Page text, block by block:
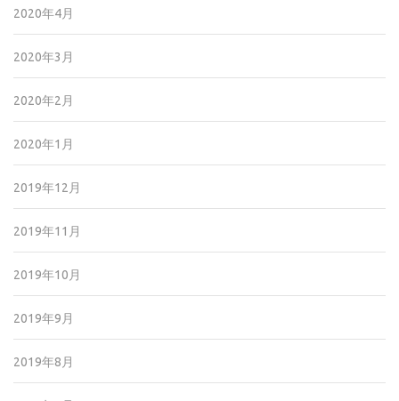
2020年4月
2020年3月
2020年2月
2020年1月
2019年12月
2019年11月
2019年10月
2019年9月
2019年8月